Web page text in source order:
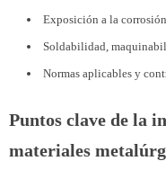
Exposición a la
Soldabilidad,
Normas aplicables y
Puntos clave de la
materiales